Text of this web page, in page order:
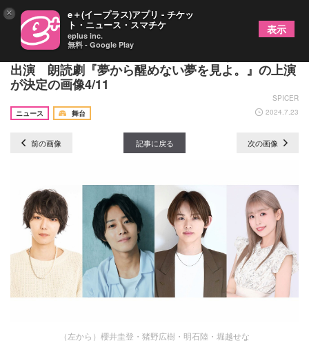
美弥るりか、天寿光希ら日程毎に様々なキャストが
出演 朗読劇『夢から醒めない夢を見よ。』の上演
が決定の画像4/11
SPICER
ニュース
舞台 2024.7.23
前の画像 記事に戻る 次の画像
（左から）櫻井圭登・猪野広樹・明石陸・堀越せな
× e＋(イープラス)アプリ - チケッ
ト・ニュース・スマチケ
eplus inc.
無料 - Google Play
表示